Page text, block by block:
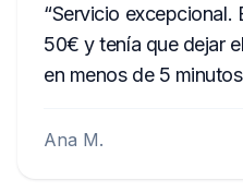
Servicio excepcional.
50€ y tenía que dejar
en menos de 5
Ana M.